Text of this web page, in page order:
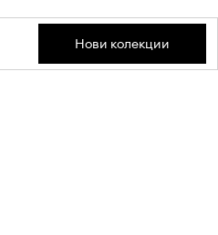
Нови колекции